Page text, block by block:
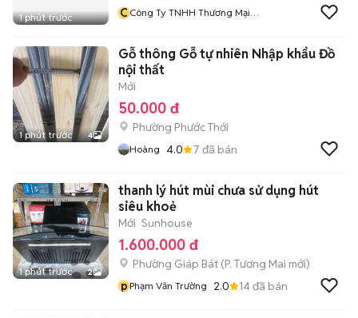
1 phút trước
CCông Ty TNHH Thương Mại
1 phút trước 4
Gỗ thông Gỗ tự nhiên Nhập khẩu Đồ
nội thất
Mới
50.000 đ
Phường Phước Thới
Hoàng 4.0 7 đã bán
1 phút trước 2
thanh lý hút mùi chưa sử dụng hút
siêu khoẻ
Mới Sunhouse
1.600.000 đ
Phường Giáp Bát (P. Tương Mai mới)
pPhạm Văn Trường 2.0 14đã bán